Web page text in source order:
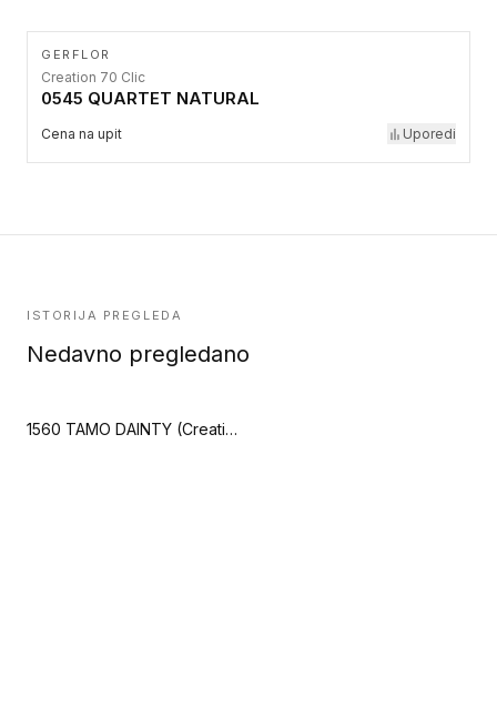
GERFLOR
Creation 70 Clic
0545 QUARTET NATURAL
Cena na upit Uporedi
ISTORIJA PREGLEDA
Nedavno pregledano
1560 TAMO DAINTY (Creation 55 Looselay Acoustic)